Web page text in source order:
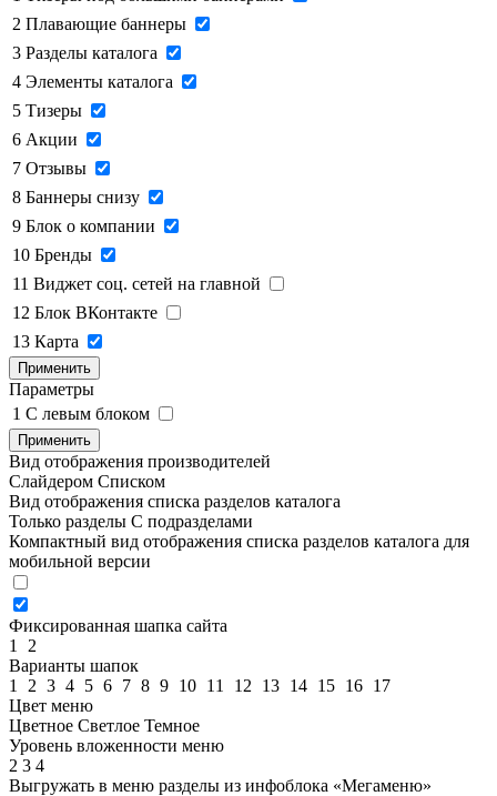
2 Плавающие баннеры
3 Разделы каталога
4 Элементы каталога
5 Тизеры
6 Акции
7 Отзывы
8 Баннеры снизу
9 Блок о компании
10 Бренды
11 Виджет соц. сетей на главной
12 Блок ВКонтакте
13 Карта
Применить
Параметры
1 C левым блоком
Применить
Вид отображения производителей
Слайдером Списком
Вид отображения списка разделов каталога
Только разделы С подразделами
Компактный вид отображения списка разделов каталога для
мобильной версии
Фиксированная шапка сайта
1
2
Варианты шапок
1
2 3 4 5 6 7 8 9 10 11 12 13 14 15 16 17
Цвет меню
Цветное Светлое Темное
Уровень вложенности меню
2 3 4
Выгружать в меню разделы из инфоблока «Мегаменю»